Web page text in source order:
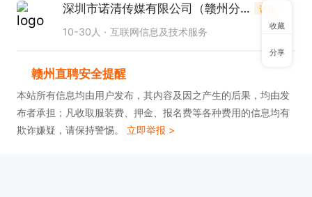
深圳市诺清传媒有限公司（赣州分公司） 认证
10-30人 互联网信息及技术服务
赣州直聘安全提醒
本站所有信息均由用户发布，其内容及因之产生的后果，均由发
布者承担；凡收取服装费、押金、报名费等各种费用的信息均有
欺诈嫌疑，请保持警惕。 立即举报 >
收藏
分享